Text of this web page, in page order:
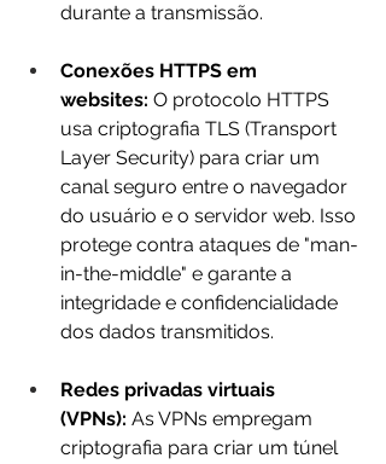
durante a transmissão.
Conexões HTTPS em
websites: O protocolo HTTPS
usa criptografia TLS (Transport
Layer Security) para criar um
canal seguro entre o navegador
do usuário e o servidor web. Isso
protege contra ataques de "man-
in-the-middle" e garante a
integridade e confidencialidade
dos dados transmitidos.
Redes privadas virtuais
(VPNs): As VPNs empregam
criptografia para criar um túnel